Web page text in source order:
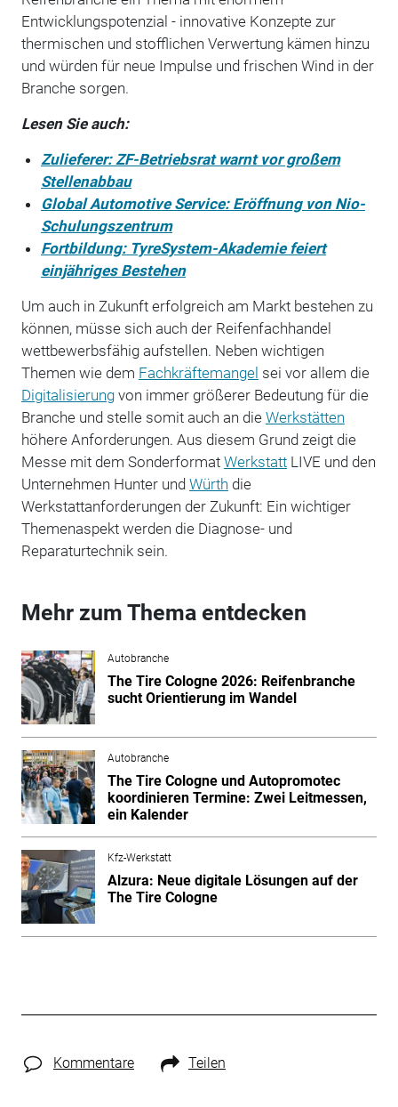
Entwicklungspotenzial - innovative Konzepte zur
thermischen und stofflichen Verwertung kämen hinzu
und würden für neue Impulse und frischen Wind in der
Branche sorgen.
Lesen Sie auch:
Zulieferer: ZF-Betriebsrat warnt vor großem
Stellenabbau
Global Automotive Service: Eröffnung von Nio-
Schulungszentrum
Fortbildung: TyreSystem-Akademie feiert
einjähriges Bestehen
Um auch in Zukunft erfolgreich am Markt bestehen zu
können, müsse sich auch der Reifenfachhandel
wettbewerbsfähig aufstellen. Neben wichtigen
Themen wie dem Fachkräftemangel sei vor allem die
Digitalisierungvon immer größerer Bedeutung für die
Branche und stelle somit auch an die Werkstätten
höhere Anforderungen. Aus diesem Grund zeigt die
Messe mit dem Sonderformat WerkstattLIVE und den
Unternehmen Hunter und Würth die
Werkstattanforderungen der Zukunft: Ein wichtiger
Themenaspekt werden die Diagnose- und
Reparaturtechnik sein.
Mehr zum Thema entdecken
Autobranche
The Tire Cologne 2026: Reifenbranche
sucht Orientierung im Wandel
Autobranche
The Tire Cologne und Autopromotec
koordinieren Termine: Zwei Leitmessen,
ein Kalender
Kfz-Werkstatt
Alzura: Neue digitale Lösungen auf der
The Tire Cologne
Kommentare Teilen